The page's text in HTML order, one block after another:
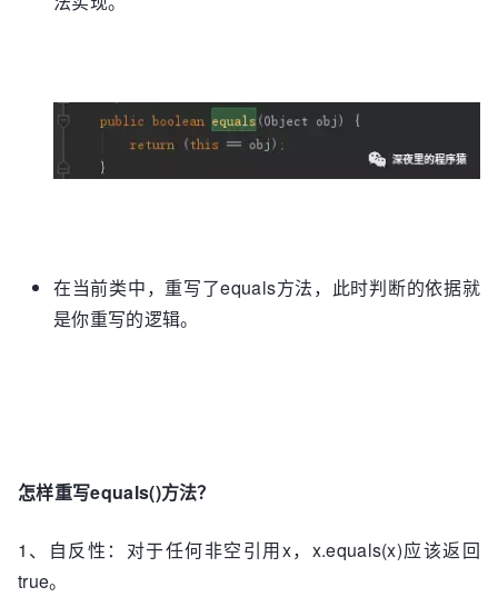
在当前类中，重写了equals方法，此时判断的依据就
是你重写的逻辑。
怎样重写equals()方法？
1、自反性：对于任何非空引用x，x.equals(x)应该返回
true。